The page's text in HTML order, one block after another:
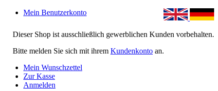
Dieser Shop ist ausschließlich gewerblichen Kunden vorbehalten.
Bitte melden Sie sich mit ihrem Kundenkonto an.
Mein Benutzerkonto
Mein Wunschzettel
Zur Kasse
Anmelden